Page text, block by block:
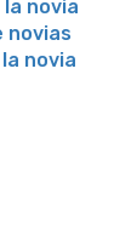
novia
novias
novia